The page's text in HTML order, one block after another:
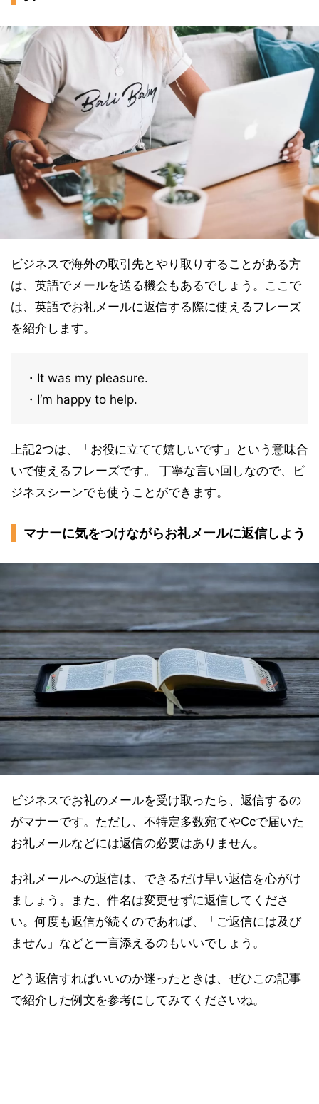
ビジネスで海外の取引先とやり取りすることがある方
は、英語でメールを送る機会もあるでしょう。ここで
は、英語でお礼メールに返信する際に使えるフレーズ
を紹介します。
・It was my pleasure.
・I‘m happy to help.
上記2つは、「お役に立てて嬉しいです」という意味合
いで使えるフレーズです。 丁寧な言い回しなので、ビ
ジネスシーンでも使うことができます。
マナーに気をつけながらお礼メールに返信しよう
ビジネスでお礼のメールを受け取ったら、返信するの
がマナーです。ただし、不特定多数宛てやCcで届いた
お礼メールなどには返信の必要はありません。
お礼メールへの返信は、できるだけ早い返信を心がけ
ましょう。また、件名は変更せずに返信してくださ
い。何度も返信が続くのであれば、「ご返信には及び
ません」などと一言添えるのもいいでしょう。
どう返信すればいいのか迷ったときは、ぜひこの記事
で紹介した例文を参考にしてみてくださいね。